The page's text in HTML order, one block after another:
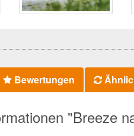
Bewertungen
"Breeze